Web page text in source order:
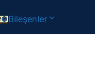
Bileşenler